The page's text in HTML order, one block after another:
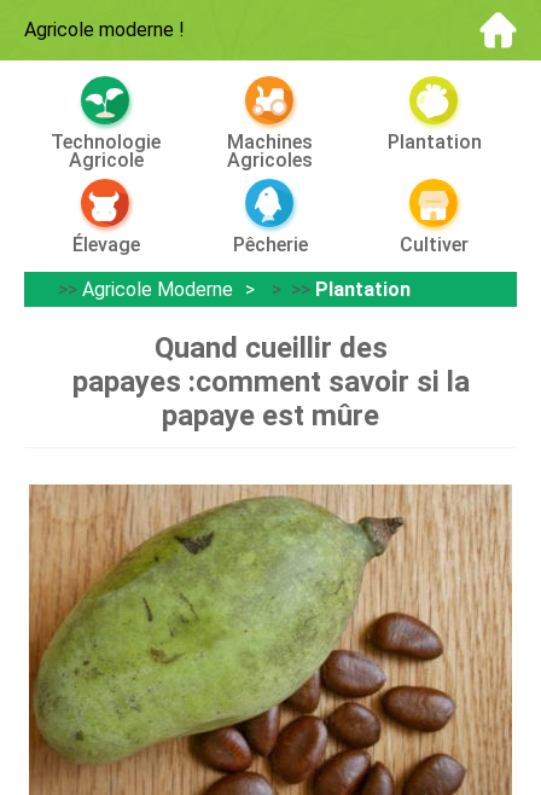
Agricole moderne !
Technologie
Agricole
Machines
Agricoles
Plantation
Élevage Pêcherie
Cultiver
>> Agricole Moderne > >> Plantation
Quand cueillir des
papayes :comment savoir si la
papaye est mûre